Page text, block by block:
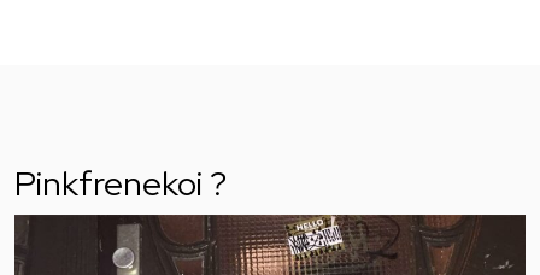
Pinkfrenekoi ?